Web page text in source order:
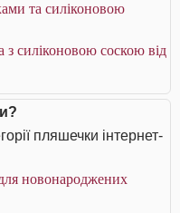
та силіконовою
силіконовою соскою від
пляшечки інтернет-
новонароджених